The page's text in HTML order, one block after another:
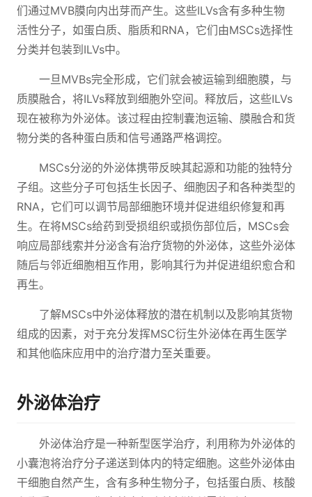
们通过MVB膜向内出芽而产生。这些ILVs含有多种生物
活性分子，如蛋白质、脂质和RNA，它们由MSCs选择性
分类并包装到ILVs中。
一旦MVBs完全形成，它们就会被运输到细胞膜，与
质膜融合，将ILVs释放到细胞外空间。释放后，这些ILVs
现在被称为外泌体。该过程由控制囊泡运输、膜融合和货
物分类的各种蛋白质和信号通路严格调控。
MSCs分泌的外泌体携带反映其起源和功能的独特分
子组。这些分子可包括生长因子、细胞因子和各种类型的
RNA，它们可以调节局部细胞环境并促进组织修复和再
生。在将MSCs给药到受损组织或损伤部位后，MSCs会
响应局部线索并分泌含有治疗货物的外泌体，这些外泌体
随后与邻近细胞相互作用，影响其行为并促进组织愈合和
再生。
了解MSCs中外泌体释放的潜在机制以及影响其货物
组成的因素，对于充分发挥MSC衍生外泌体在再生医学
和其他临床应用中的治疗潜力至关重要。
外泌体治疗
外泌体治疗是一种新型医学治疗，利用称为外泌体的
小囊泡将治疗分子递送到体内的特定细胞。这些外泌体由
干细胞自然产生，含有多种生物分子，包括蛋白质、核酸